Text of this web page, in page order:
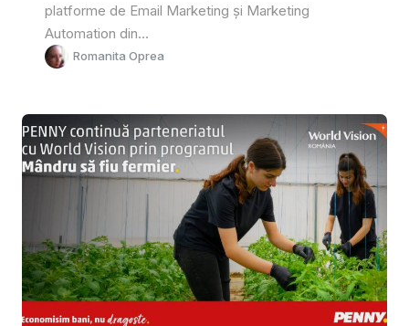
platforme de Email Marketing și Marketing
Automation din...
Romanita Oprea